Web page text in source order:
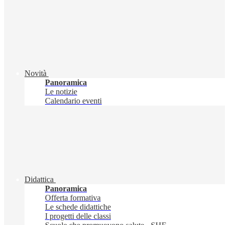
Novità
Panoramica
Le notizie
Calendario eventi
Didattica
Panoramica
Offerta formativa
Le schede didattiche
I progetti delle classi